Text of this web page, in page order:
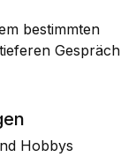
bestimmten
Gespräch
Hobbys